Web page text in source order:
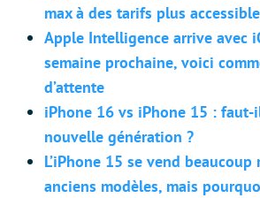
max à des tarifs plus
Apple Intelligence arrive avec
semaine prochaine, voici
d’attente
iPhone 16 vs iPhone 15 :
nouvelle génération ?
L’iPhone 15 se vend
anciens modèles, mais